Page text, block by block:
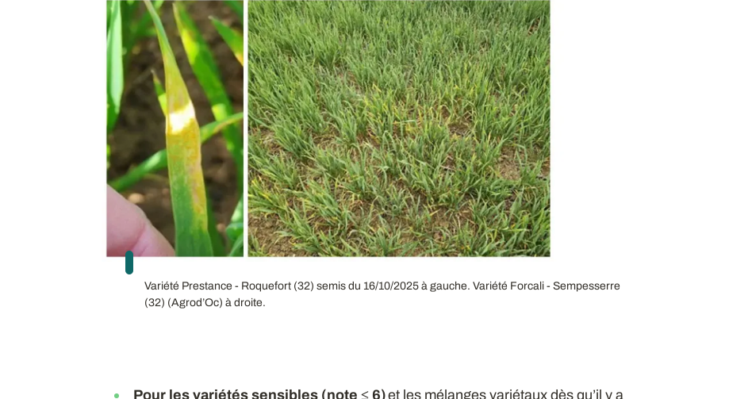
Variété Prestance - Roquefort (32) semis du 16/10/2025 à gauche. Variété Forcali - Sempesserre
(32) (Agrod’Oc) à droite.
Pour les variétés sensibles (note ≤ 6)et les mélanges variétaux dès qu’il y a